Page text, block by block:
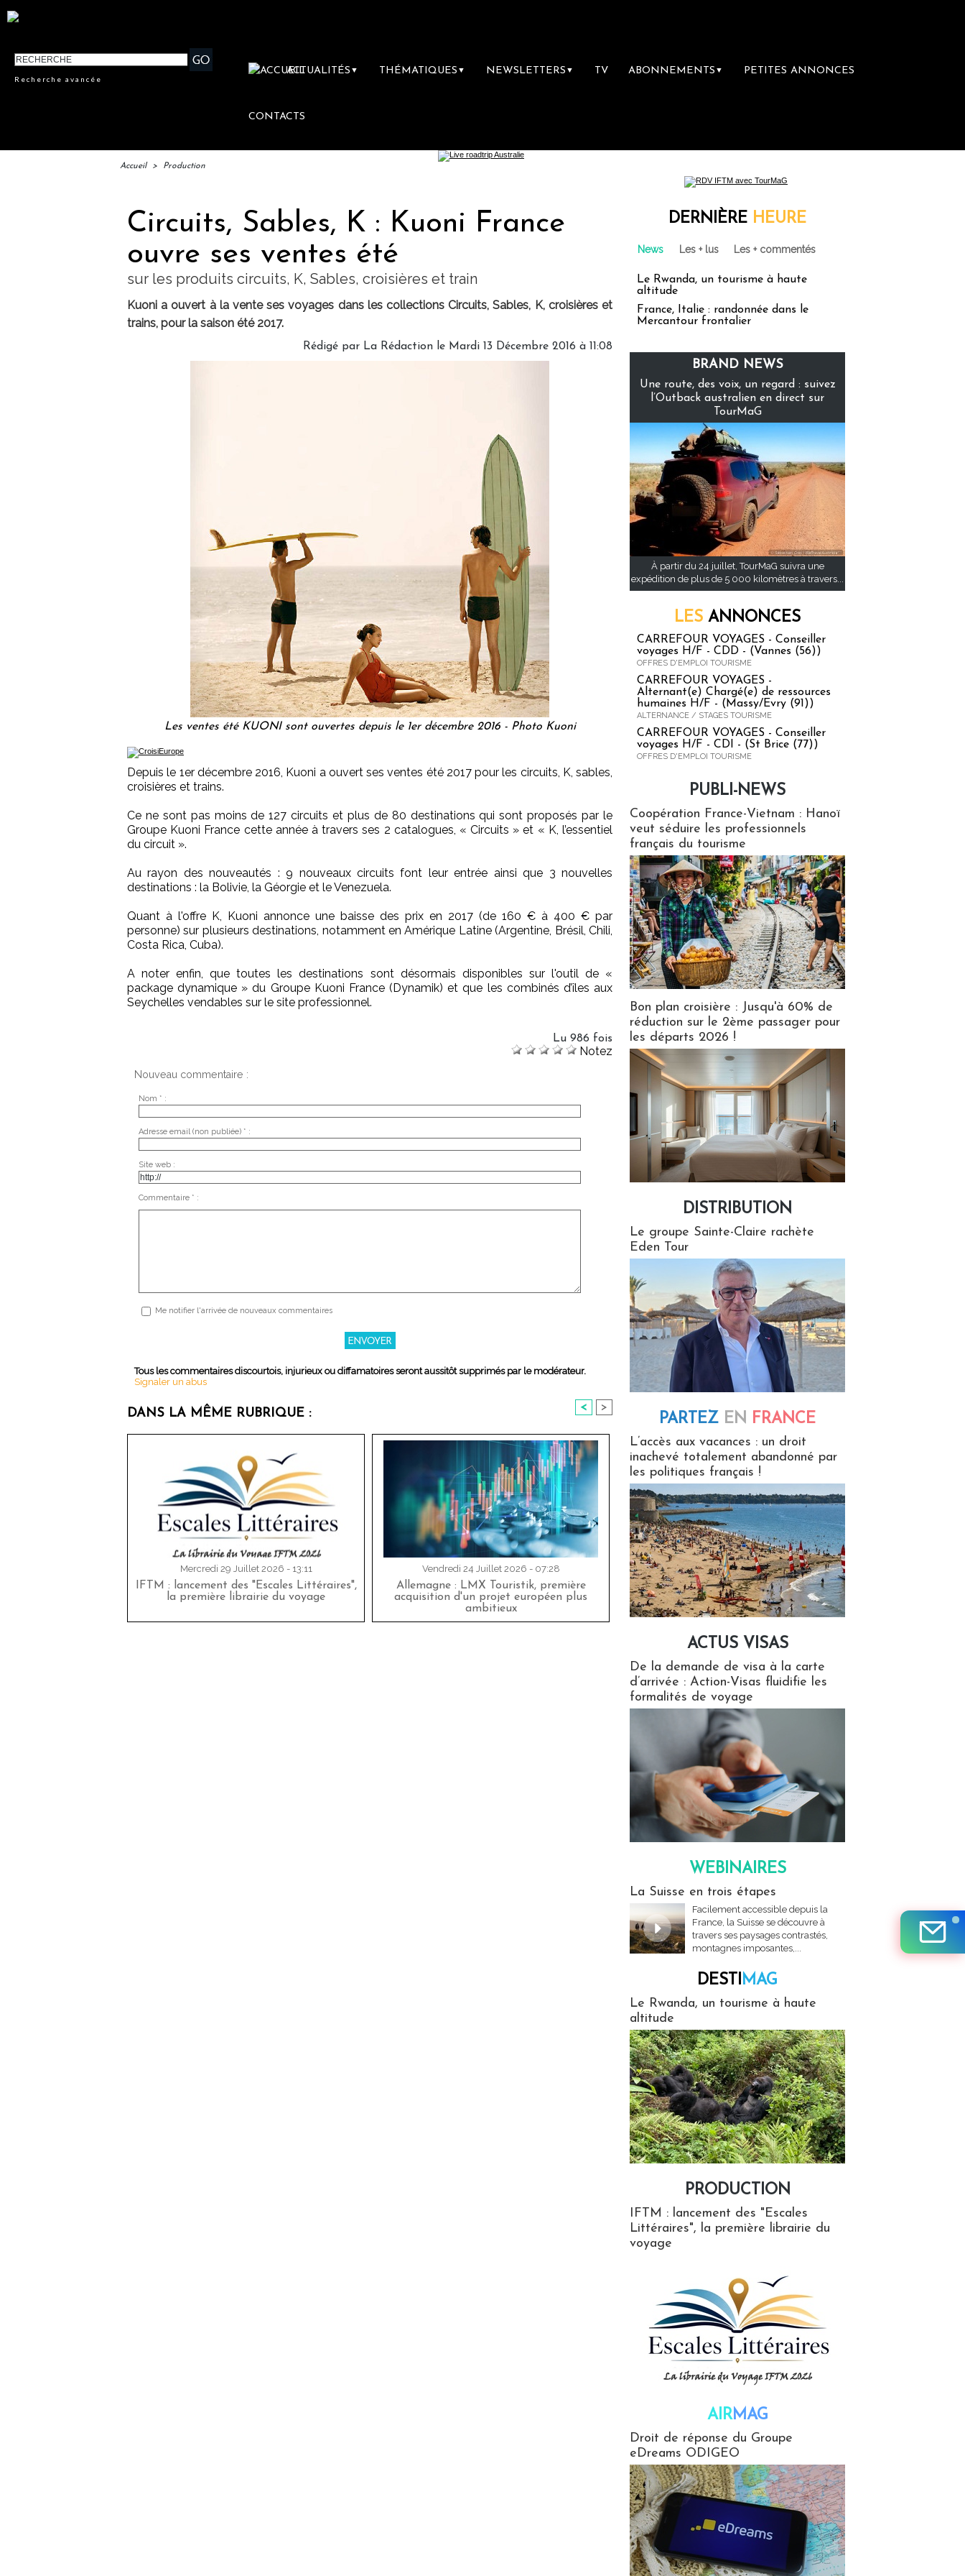
Recherche avancée
ACTUALITÉS ▼ THÉMATIQUES ▼ NEWSLETTERS ▼ TV ABONNEMENTS ▼ PETITES ANNONCES
CONTACTS
Accueil > Production
Circuits, Sables, K : Kuoni France
ouvre ses ventes été
sur les produits circuits, K, Sables, croisières et train
Kuoni a ouvert à la vente ses voyages dans les collections Circuits, Sables, K, croisières et
trains, pour la saison été 2017.
Rédigé par La Rédaction le Mardi 13 Décembre 2016 à 11:08
Les ventes été KUONI sont ouvertes depuis le 1er décembre 2016 - Photo Kuoni
Depuis le 1er décembre 2016, Kuoni a ouvert ses ventes été 2017 pour les circuits, K, sables,
croisières et trains.
Ce ne sont pas moins de 127 circuits et plus de 80 destinations qui sont proposés par le
Groupe Kuoni France cette année à travers ses 2 catalogues, « Circuits » et « K, l’essentiel
du circuit ».
Au rayon des nouveautés : 9 nouveaux circuits font leur entrée ainsi que 3 nouvelles
destinations : la Bolivie, la Géorgie et le Venezuela.
Quant à l'offre K, Kuoni annonce une baisse des prix en 2017 (de 160 € à 400 € par
personne) sur plusieurs destinations, notamment en Amérique Latine (Argentine, Brésil, Chili,
Costa Rica, Cuba).
A noter enfin, que toutes les destinations sont désormais disponibles sur l'outil de «
package dynamique » du Groupe Kuoni France (Dynamik) et que les combinés d’îles aux
Seychelles vendables sur le site professionnel.
Lu 986 fois
Notez
Nouveau commentaire :
Nom * :
Adresse email (non publiée) * :
Site web :
Commentaire * :
Me notifier l'arrivée de nouveaux commentaires
Tous les commentaires discourtois, injurieux ou diffamatoires seront aussitôt supprimés par le modérateur.
Signaler un abus
DANS LA MÊME RUBRIQUE : < >
Mercredi 29 Juillet 2026 - 13:11
IFTM : lancement des "Escales Littéraires",
la première librairie du voyage
Vendredi 24 Juillet 2026 - 07:28
Allemagne : LMX Touristik, première
acquisition d'un projet européen plus
ambitieux
DERNIÈRE HEURE
News Les + lus Les + commentés
Le Rwanda, un tourisme à haute
altitude
France, Italie : randonnée dans le
Mercantour frontalier
BRAND NEWS
Une route, des voix, un regard : suivez
l’Outback australien en direct sur
TourMaG
À partir du 24 juillet, TourMaG suivra une
expédition de plus de 5 000 kilomètres à travers...
LES ANNONCES
CARREFOUR VOYAGES - Conseiller
voyages H/F - CDD - (Vannes (56))
OFFRES D'EMPLOI TOURISME
CARREFOUR VOYAGES -
Alternant(e) Chargé(e) de ressources
humaines H/F - (Massy/Evry (91))
ALTERNANCE / STAGES TOURISME
CARREFOUR VOYAGES - Conseiller
voyages H/F - CDI - (St Brice (77))
OFFRES D'EMPLOI TOURISME
PUBLI-NEWS
Coopération France-Vietnam : Hanoï
veut séduire les professionnels
français du tourisme
Bon plan croisière : Jusqu'à 60% de
réduction sur le 2ème passager pour
les départs 2026 !
DISTRIBUTION
Le groupe Sainte-Claire rachète
Eden Tour
PARTEZ EN FRANCE
L’accès aux vacances : un droit
inachevé totalement abandonné par
les politiques français !
ACTUS VISAS
De la demande de visa à la carte
d’arrivée : Action-Visas fluidifie les
formalités de voyage
WEBINAIRES
La Suisse en trois étapes
Facilement accessible depuis la
France, la Suisse se découvre à
travers ses paysages contrastés,
montagnes imposantes,...
DESTIMAG
Le Rwanda, un tourisme à haute
altitude
PRODUCTION
IFTM : lancement des "Escales
Littéraires", la première librairie du
voyage
AIRMAG
Droit de réponse du Groupe
eDreams ODIGEO